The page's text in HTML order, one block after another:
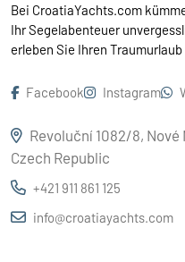
Bei CroatiaYachts.com
Ihr Segelabenteuer
erleben Sie Ihren
Facebook Instagram
Revoluční 1082/8, Nové
Czech Republic
+421 911 861 125
info@croatiayachts.com